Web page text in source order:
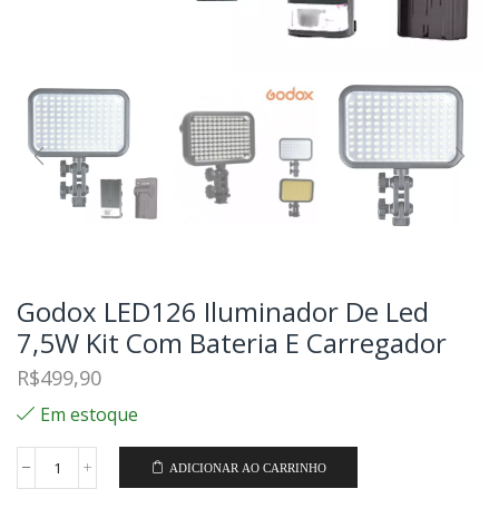
Godox LED126 Iluminador De Led
7,5W Kit Com Bateria E Carregador
R$499,90
Em estoque
ADICIONAR AO CARRINHO